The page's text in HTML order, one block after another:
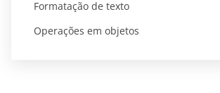
Formatação de texto
Operações em objetos